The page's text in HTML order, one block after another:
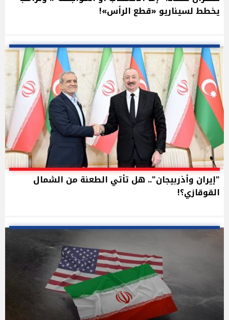
يخطط لسيناريو «قطع الرأس»!
"إيران وأذربيجان".. هل تأتي الطعنة من الشمال
القوقازي؟!